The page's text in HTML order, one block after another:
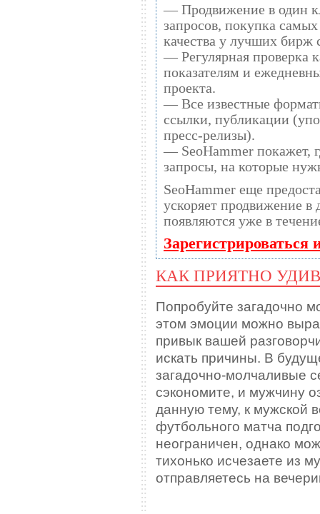
— Продвижение в один
запросов, покупка
качества у лучших бирж
— Регулярная проверка
показателям и
проекта.
— Все известные
ссылки, публикации
пресс-релизы).
— SeoHammer покажет,
запросы, на которые
SeoHammer еще
ускоряет продвижение в десятки раз,
появляются уже в
КАК ПРИЯТНО
Попробуйте загадочно
этом эмоции можно
привык вашей
искать причины. В
загадочно-молчаливые
сэкономите, и мужчину
данную тему, к мужской
футбольного матча
неограничен, однако
тихонько исчезаете из
отправляетесь на